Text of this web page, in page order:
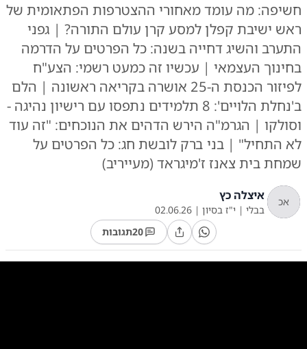
חשיפה: מה עומד מאחורי ההצטרפות הפתאומית של
ראש ישיבת קפלן למסע קרן עולם התורה? | גפני
התערב והשיג דחייה בשנה: כל הפרטים על הדרמה
בחינוך העצמאי | עכשיו זה כמעט רשמי: הצע"ח
לפיזור הכנסת ה-25 אושרה בקריאה ראשונה | הלם
ב'נחלת הלויים': 8 תלמידים נתפסו עם רישיון נהיגה -
וסולקו | הגרמ"ה הירש הדהים את הנוכחים: "זה עוד
לא התחיל" | בני ברק לובשת חג: כל הפרטים על
שמחת בית צאנז ז'מיגראד (מעייריב)
אכ איצלה כץ
בבלי | י"ז בסיון |
02.06.26
20תגובות